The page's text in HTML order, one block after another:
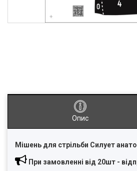
Опис
Мішень для стрільби Силует
При замовленні від 20шт -